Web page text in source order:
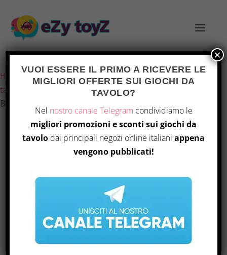
Home /Giochi e giocattoli/Giochi di società/Giochi da
tavolo
/ IELLO – Unmatched: Little Red Riding Hood &
Beowulf
VUOI ESSERE IL PRIMO A RICEVERE LE
MIGLIORI OFFERTE SUI GIOCHI DA
TAVOLO?
Nel nostro canale Telegram condividiamo le
migliori promozioni e sconti sui giochi da
tavolo dai principali negozi online italiani appena
vengono pubblicati!
×